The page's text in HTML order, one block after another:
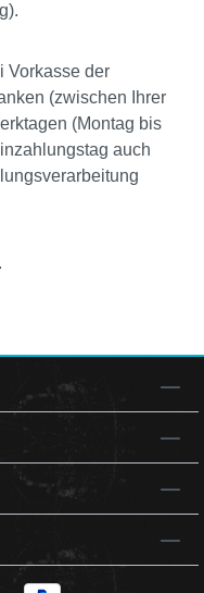
Vorkasse der
(zwischen Ihrer
(Montag bis
auch